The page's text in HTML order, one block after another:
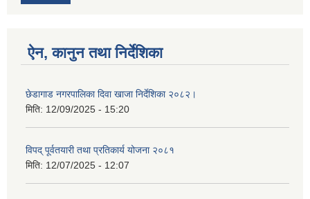
ऐन, कानुन तथा निर्देशिका
छेडागाड नगरपालिका दिवा खाजा निर्देशिका २०८२।
मिति: 12/09/2025 - 15:20
विपद् पूर्वतयारी तथा प्रतिकार्य योजना २०८१
मिति: 12/07/2025 - 12:07